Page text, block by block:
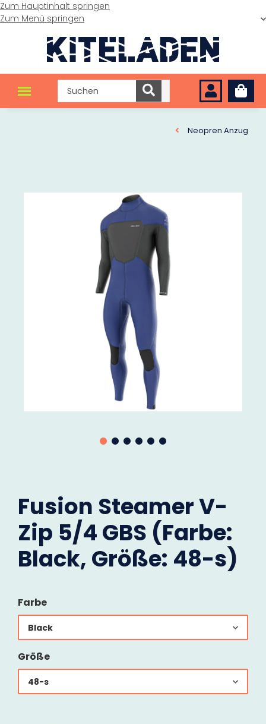
Zum Hauptinhalt springen
Zum Menü springen
Neopren Anzug
Fusion Steamer V-
Zip 5/4 GBS (Farbe:
Black, Größe: 48-s)
Farbe
Black
Größe
48-s